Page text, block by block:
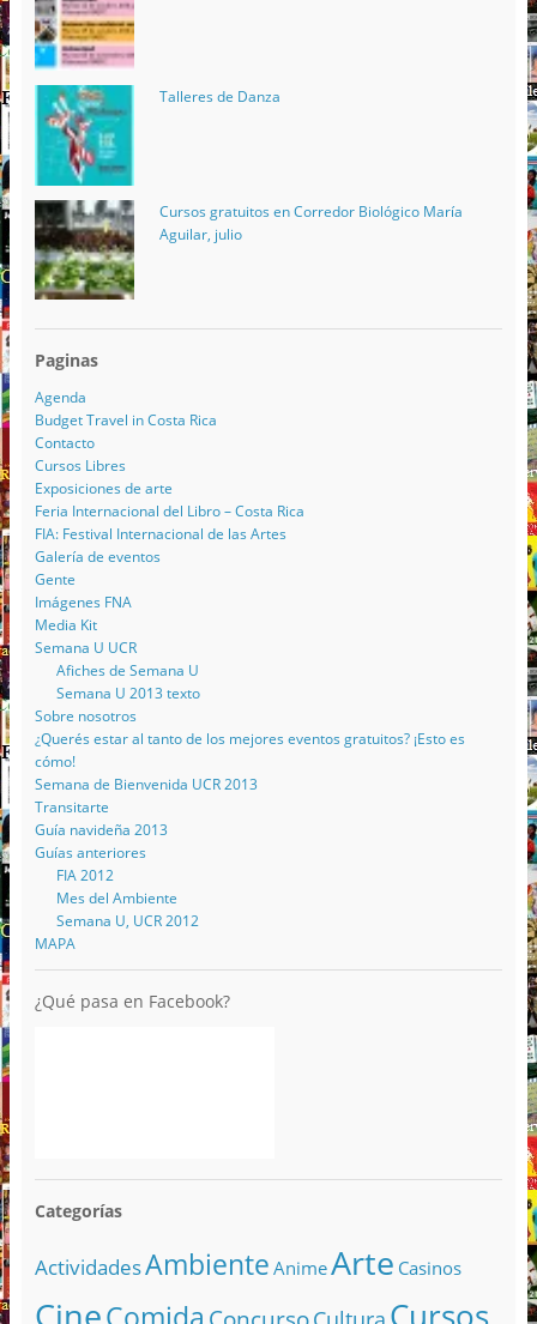
Talleres de Danza
Cursos gratuitos en Corredor Biológico María
Aguilar, julio
Paginas
Agenda
Budget Travel in Costa Rica
Contacto
Cursos Libres
Exposiciones de arte
Feria Internacional del Libro – Costa Rica
FIA: Festival Internacional de las Artes
Galería de eventos
Gente
Imágenes FNA
Media Kit
Semana U UCR
Afiches de Semana U
Semana U 2013 texto
Sobre nosotros
¿Querés estar al tanto de los mejores eventos gratuitos? ¡Esto es
cómo!
Semana de Bienvenida UCR 2013
Transitarte
Guía navideña 2013
Guías anteriores
FIA 2012
Mes del Ambiente
Semana U, UCR 2012
MAPA
¿Qué pasa en Facebook?
Categorías
ActividadesAmbiente AnimeArte Casinos